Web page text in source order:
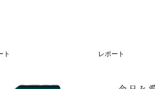
ト レポート